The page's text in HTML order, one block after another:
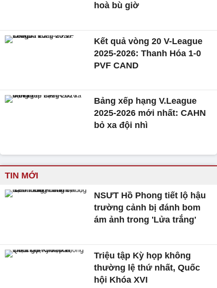
hoà bù giờ
Kết quả vòng 20 V-League
2025-2026: Thanh Hóa 1-0
PVF CAND
Bảng xếp hạng V.League
2025-2026 mới nhất: CAHN
bỏ xa đội nhì
TIN MỚI
NSƯT Hồ Phong tiết lộ hậu
trường cảnh bị đánh bom
ám ảnh trong 'Lửa trắng'
Triệu tập Kỳ họp không
thường lệ thứ nhất, Quốc
hội Khóa XVI